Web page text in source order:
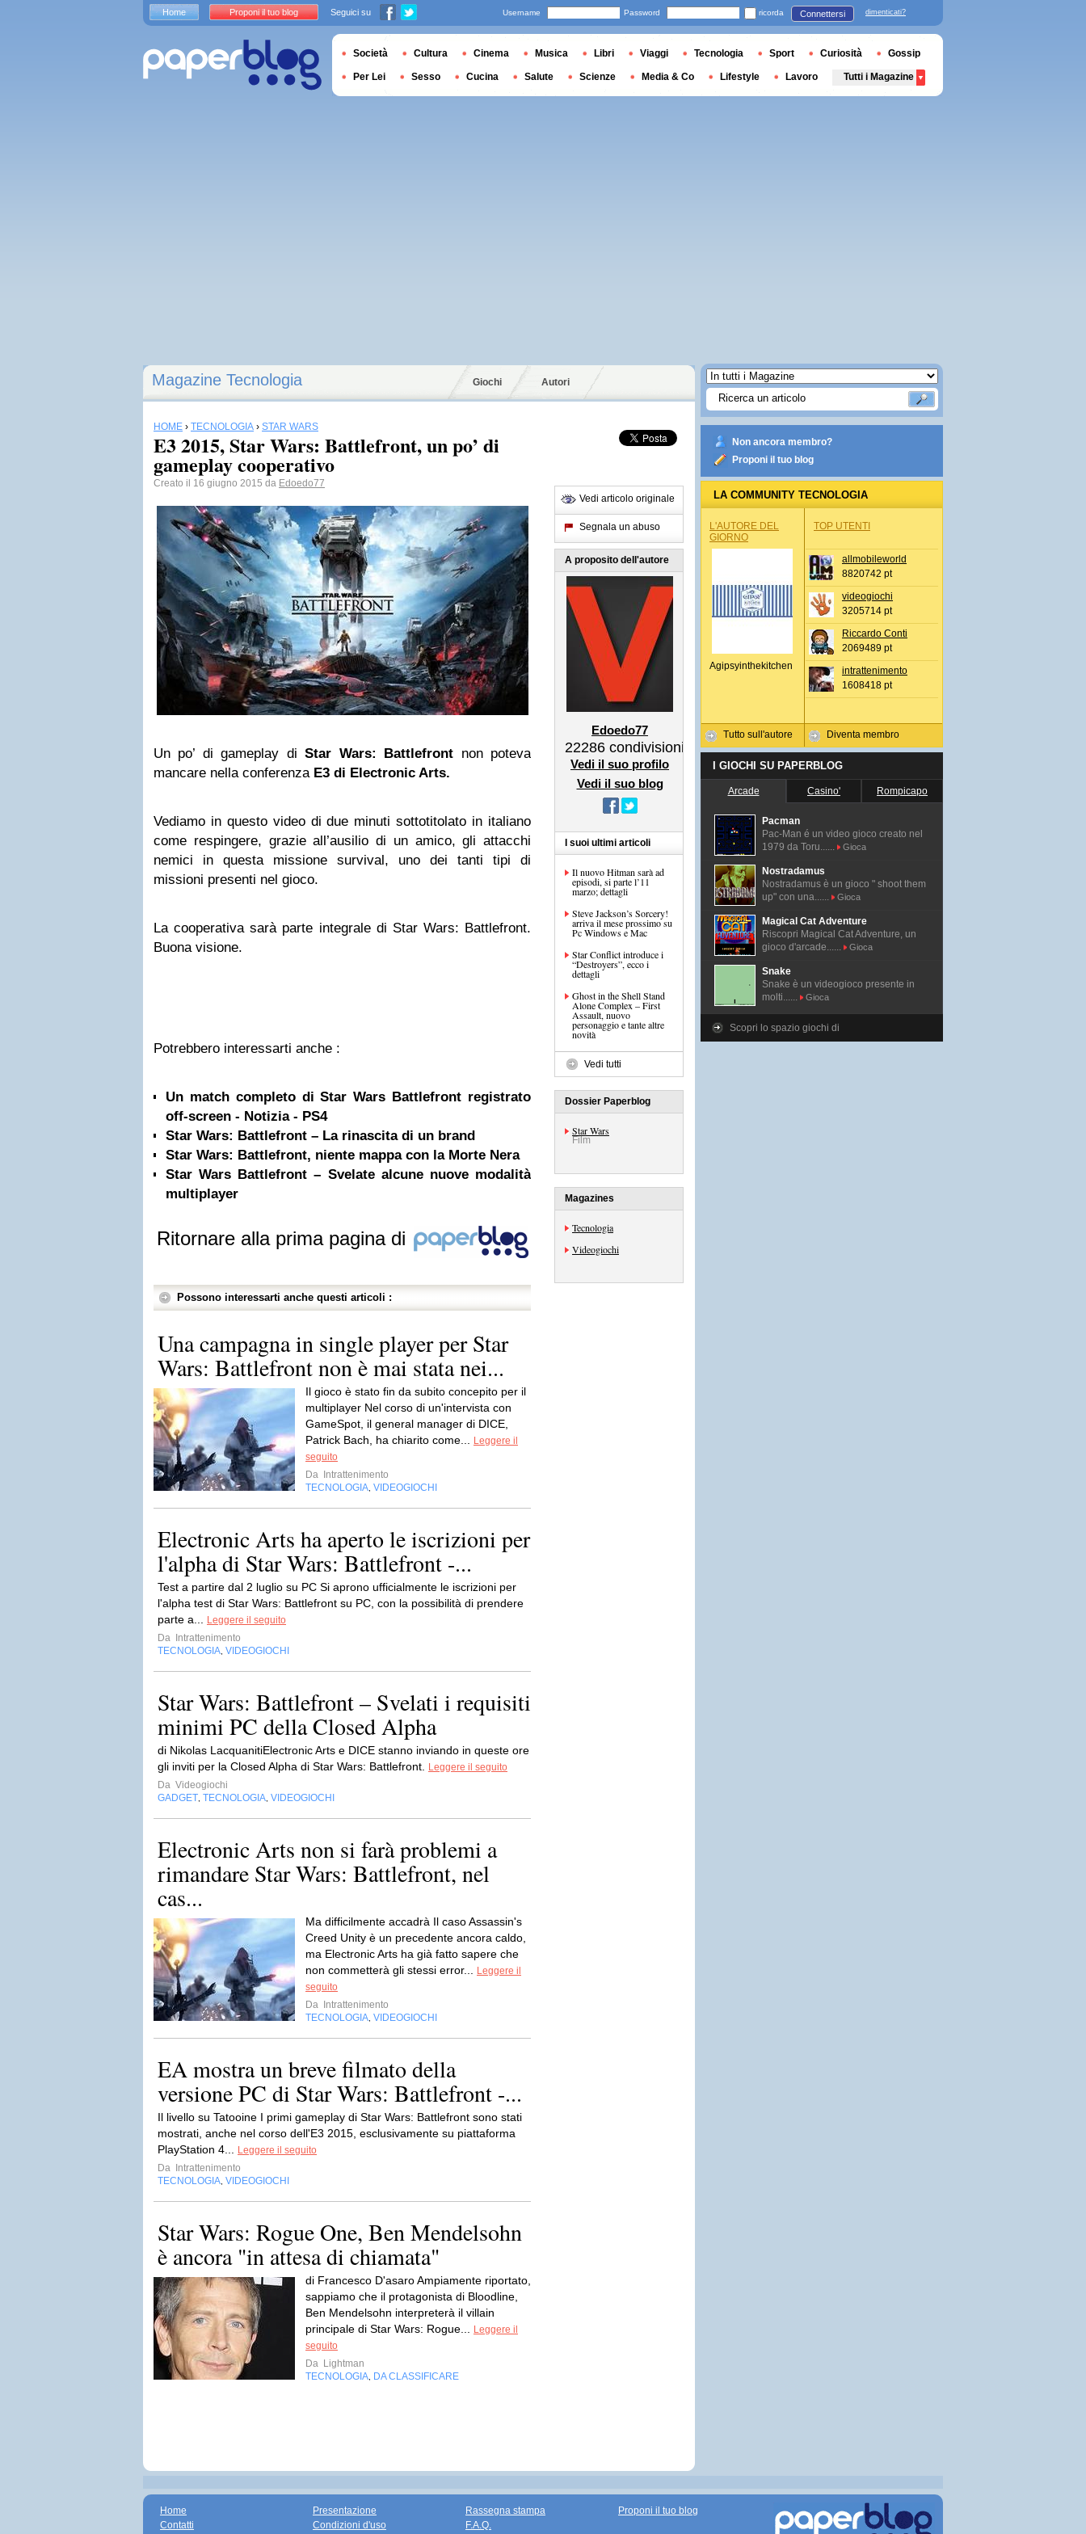
Magazine Tecnologia Giochi Autori
HOME › TECNOLOGIA › STAR WARS
E3 2015, Star Wars: Battlefront, un po’ di
gameplay cooperativo
Creato il 16 giugno 2015 da Edoedo77
Un po’ di gameplay diStar Wars: Battlefront non poteva
mancare nella conferenza E3 di Electronic Arts.
Vediamo in questo video di due minuti sottotitolato in italiano
come respingere, grazie all’ausilio di un amico, gli attacchi
nemici in questa missione survival, uno dei tanti tipi di
missioni presenti nel gioco.
La cooperativa sarà parte integrale di Star Wars: Battlefront.
Buona visione.
Potrebbero interessarti anche :
Un match completo di Star Wars Battlefront registrato
off-screen - Notizia - PS4
Star Wars: Battlefront – La rinascita di un brand
Star Wars: Battlefront, niente mappa con la Morte Nera
Star Wars Battlefront – Svelate alcune nuove modalità
multiplayer
Ritornare alla prima pagina di
Possono interessarti anche questi articoli :
Una campagna in single player per Star
Wars: Battlefront non è mai stata nei...
Il gioco è stato fin da subito concepito per il
multiplayer Nel corso di un'intervista con
GameSpot, il general manager di DICE,
Patrick Bach, ha chiarito come...
Leggere il
seguito
Da
Intrattenimento
TECNOLOGIA VIDEOGIOCHI
Electronic Arts ha aperto le iscrizioni per
l'alpha di Star Wars: Battlefront -...
Test a partire dal 2 luglio su PC Si aprono ufficialmente le iscrizioni per
l'alpha test di Star Wars: Battlefront su PC, con la possibilità di prendere
parte a...
Leggere il seguito
Da
Intrattenimento
TECNOLOGIA VIDEOGIOCHI
Star Wars: Battlefront – Svelati i requisiti
minimi PC della Closed Alpha
di Nikolas LacquanitiElectronic Arts e DICE stanno inviando in queste ore
gli inviti per la Closed Alpha di Star Wars: Battlefront.
Leggere il seguito
Da Videogiochi
GADGET TECNOLOGIA VIDEOGIOCHI
Electronic Arts non si farà problemi a
rimandare Star Wars: Battlefront, nel
cas...
Ma difficilmente accadrà Il caso Assassin's
Creed Unity è un precedente ancora caldo,
ma Electronic Arts ha già fatto sapere che
non commetterà gli stessi error...
Leggere il
seguito
Da
Intrattenimento
TECNOLOGIA VIDEOGIOCHI
EA mostra un breve filmato della
versione PC di Star Wars: Battlefront -...
Il livello su Tatooine I primi gameplay di Star Wars: Battlefront sono stati
mostrati, anche nel corso dell'E3 2015, esclusivamente su piattaforma
PlayStation 4...
Leggere il seguito
Da
Intrattenimento
TECNOLOGIA VIDEOGIOCHI
Star Wars: Rogue One, Ben Mendelsohn
è ancora "in attesa di chiamata"
di Francesco D'asaro Ampiamente riportato,
sappiamo che il protagonista di Bloodline,
Ben Mendelsohn interpreterà il villain
principale di Star Wars: Rogue...
Leggere il
seguito
Da Lightman
TECNOLOGIA DA CLASSIFICARE
Vedi articolo originale
Segnala un abuso
A proposito dell'autore
Edoedo77
22286 condivisioni
Vedi il suo profilo
Vedi il suo blog
I suoi ultimi articoli
Il nuovo Hitman sarà ad
episodi, si parte l’11
marzo; dettagli
Steve Jackson’s Sorcery!
arriva il mese prossimo su
Pc Windows e Mac
Star Conflict introduce i
“Destroyers”, ecco i
dettagli
Ghost in the Shell Stand
Alone Complex – First
Assault, nuovo
personaggio e tante altre
novità
Vedi tutti
Dossier Paperblog
Star Wars
Film
Magazines
Tecnologia
Videogiochi
Non ancora membro?
Proponi il tuo blog
LA COMMUNITY TECNOLOGIA
L'AUTORE DEL
GIORNO
Agipsyinthekitchen
Tutto sull'autore
TOP UTENTI
allmobileworld
8820742 pt
videogiochi
3205714 pt
Riccardo Conti
2069489 pt
intrattenimento
1608418 pt
Diventa membro
I GIOCHI SU PAPERBLOG
Arcade Casino' Rompicapo
Pacman
Pac-Man é un video gioco creato nel
1979 da Toru......
Gioca
Nostradamus
Nostradamus è un gioco " shoot them
up" con una......
Gioca
Magical Cat Adventure
Riscopri Magical Cat Adventure, un
gioco d'arcade......
Gioca
Snake
Snake è un videogioco presente in
molti......
Gioca
Scopri lo spazio giochi di
Home Proponi il tuo blog Seguici su Username Password ricorda Connettersi dimenticati?
Società Cultura Cinema Musica Libri Viaggi Tecnologia Sport Curiosità Gossip
Per Lei Sesso Cucina Salute Scienze Media & Co Lifestyle Lavoro Tutti i Magazine
Home
Contatti
Presentazione
Condizioni d'uso
Rassegna stampa
F.A.Q.
Proponi il tuo blog